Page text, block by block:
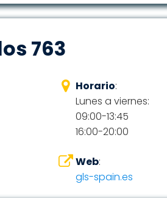
763
Horario:
Lunes a viernes:
09:00-13:45
16:00-20:00
Web:
gls-spain.es